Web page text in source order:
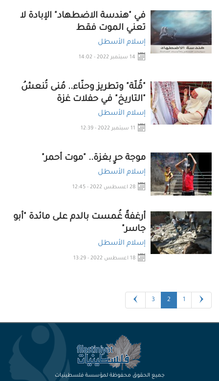
في "هندسة الاضطهاد" الإبادة لا
تعني الموت فقط
إسلام الأسطل
14 سبتمبر 2022 - 14:02
"قُلّة" وتطريز وحنّاء.. مُنى تُنعشُ
"التاريخ" في حفلات غزة
إسلام الأسطل
11 سبتمبر 2022 - 12:39
موجة حرٍ بغزة.. "موت أحمر"
إسلام الأسطل
28 اعسطس 2022 - 12:45
أرغفةٌ غُمست بالدم على مائدة "أبو
جاسر"
إسلام الأسطل
18 اعسطس 2022 - 13:29
1
2
3
جميع الحقوق محفوظة لمؤسسة فلسطينيات